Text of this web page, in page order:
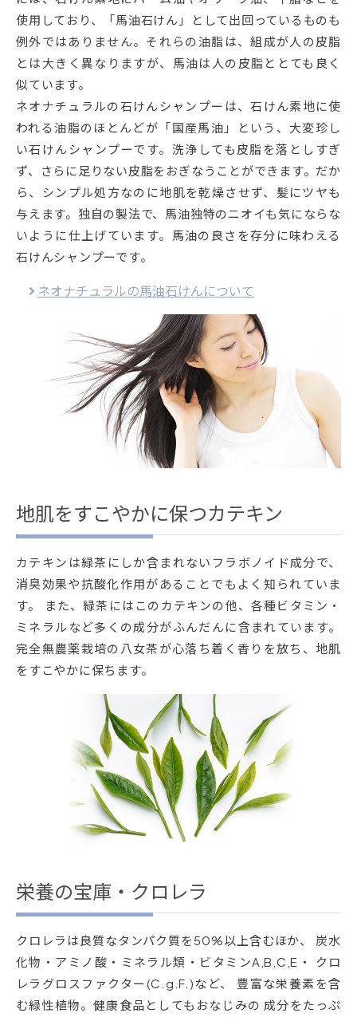
使用しており、「馬油石けん」として出回っているものも
例外ではありません。それらの油脂は、組成が人の皮脂
とは大きく異なりますが、馬油は人の皮脂ととても良く
似ています。
ネオナチュラルの石けんシャンプーは、石けん素地に使
われる油脂のほとんどが「国産馬油」という、大変珍し
い石けんシャンプーです。洗浄しても皮脂を落としすぎ
ず、さらに足りない皮脂をおぎなうことができます。だか
ら、シンプル処方なのに地肌を乾燥させず、髪にツヤも
与えます。独自の製法で、馬油独特のニオイも気にならな
いように仕上げています。馬油の良さを存分に味わえる
石けんシャンプーです。
ネオナチュラルの馬油石けんについて
地肌をすこやかに保つカテキン
カテキンは緑茶にしか含まれないフラボノイド成分で、
消臭効果や抗酸化作用があることでもよく知られていま
す。 また、緑茶にはこのカテキンの他、各種ビタミン・
ミネラルなど多くの成分がふんだんに含まれています。
完全無農薬栽培の八女茶が心落ち着く香りを放ち、地肌
をすこやかに保ちます。
栄養の宝庫・クロレラ
クロレラは良質なタンパク質を50%以上含むほか、 炭水
化物・アミノ酸・ミネラル類・ビタミンA,B,C,E・ クロ
レラグロスファクター(C.g.F.)など、 豊富な栄養素を含
む緑性植物。健康食品としてもおなじみの 成分をたっぷ